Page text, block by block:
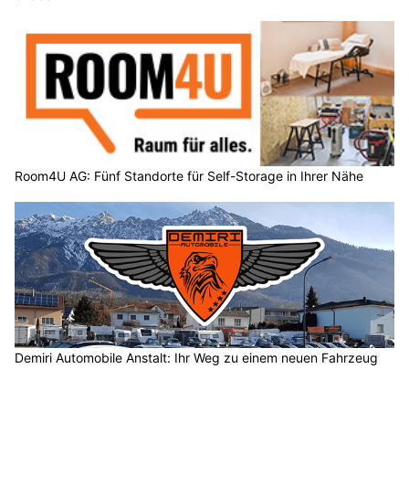
Room4U AG: Fünf Standorte für Self-Storage in Ihrer Nähe
Demiri Automobile Anstalt: Ihr Weg zu einem neuen Fahrzeug